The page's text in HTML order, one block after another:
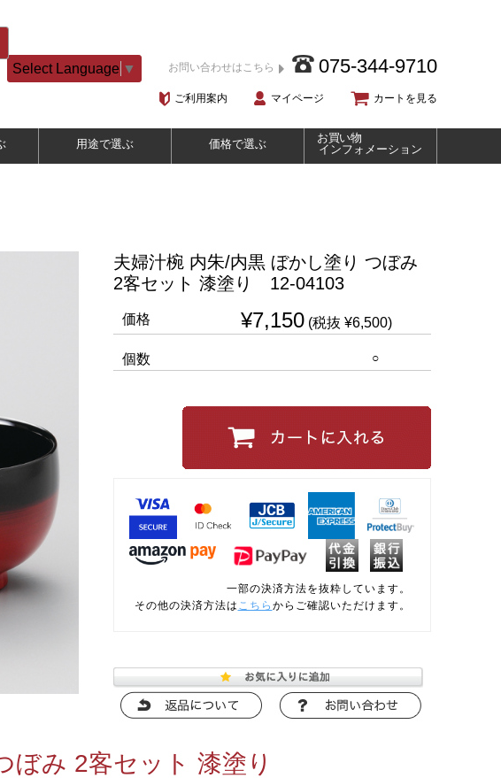
Select Language ▼ お問い合わせはこちら 075-344-9710
ご利用案内 マイページ カートを見る
用途で選ぶ 価格で選ぶ
お買い物
インフォメーション
夫婦汁椀 内朱/内黒 ぼかし塗り つぼみ
2客セット 漆塗り 12-04103
価格 ¥7,150 (税抜 ¥6,500)
個数 ○
一部の決済方法を抜粋しています。
その他の決済方法は こちら からご確認いただけます。
ぼみ 2客セット 漆塗り